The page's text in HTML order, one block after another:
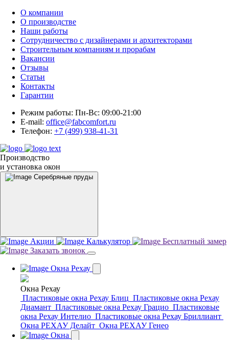
О компании
О производстве
Наши работы
Сотрудничество с дизайнерами и архитекторами
Строительным компаниям и прорабам
Вакансии
Отзывы
Статьи
Контакты
Гарантии
Режим работы: Пн-Вс: 09:00-21:00
E-mail: office@fabcomfort.ru
Телефон: +7 (499) 938-41-31
Производство
и установка окон
Серебряные пруды
Акции Калькулятор
Бесплатный замер
Заказать звонок
Окна Рехау
Окна Рехау
Пластиковые окна Рехау Блиц Пластиковые окна Рехау
Диамант Пластиковые окна Рехау Грацио Пластиковые
окна Рехау Интелио Пластиковые окна Рехау Бриллиант
Окна РЕХАУ Делайт Окна РЕХАУ Генео
Окна